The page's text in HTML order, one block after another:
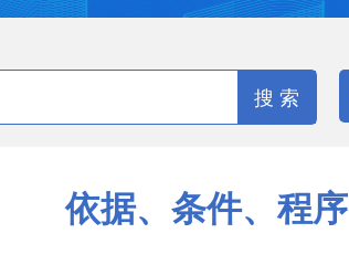
搜 索
依据、条件、程序